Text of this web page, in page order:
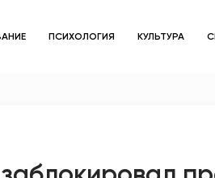
ПСИХОЛОГИЯ КУЛЬТУРА